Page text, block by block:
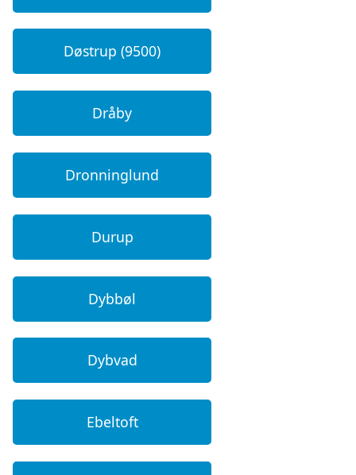
Døstrup (9500)
Dråby
Dronninglund
Durup
Dybbøl
Dybvad
Ebeltoft